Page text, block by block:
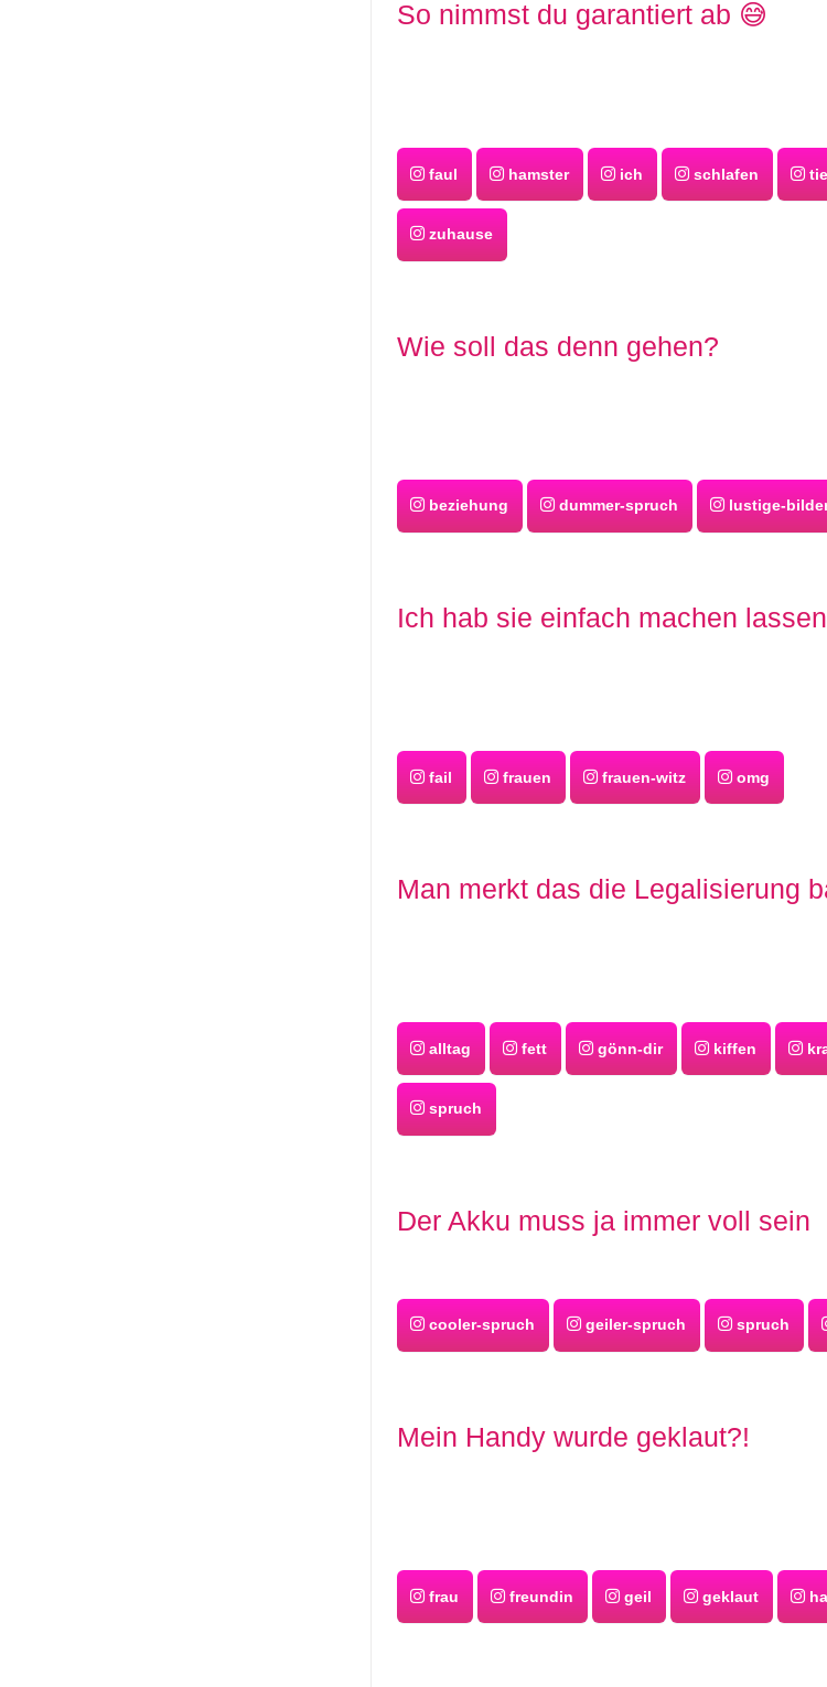
So nimmst du garantiert ab 😅
faul hamster ich schlafen
zuhause
Wie soll das denn gehen?
beziehung dummer-spruch lustige-
Ich hab sie einfach machen
fail frauen frauen-witz omg
Man merkt das die Legalisierung
alltag fett gönn-dir kiffen
spruch
Der Akku muss ja immer voll sein
cooler-spruch geiler-spruch spruch
Mein Handy wurde geklaut?!
frau freundin geil geklaut